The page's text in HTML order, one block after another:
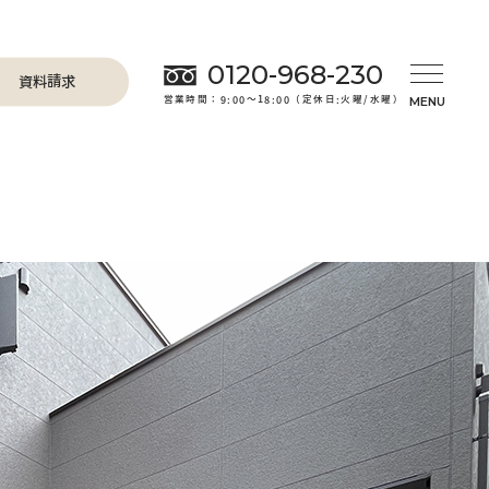
資料請求 0120-968-230
営業時間：9:00～18:00（定休日:火曜/水曜）